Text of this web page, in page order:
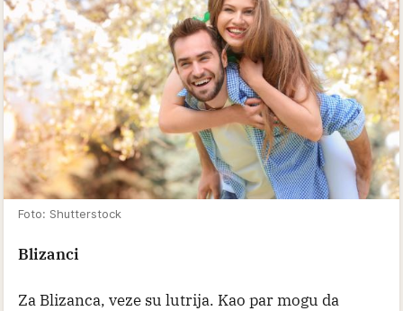
Foto: Shutterstock
Blizanci
Za Blizanca, veze su lutrija. Kao par mogu da